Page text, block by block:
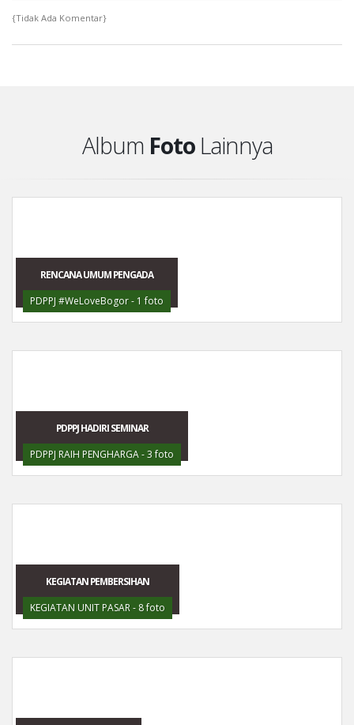
{Tidak Ada Komentar}
Album FotoLainnya
RENCANA UMUM PENGADA
PDPPJ #WeLoveBogor - 1 foto
PDPPJ HADIRI SEMINAR
PDPPJ RAIH PENGHARGA - 3 foto
KEGIATAN PEMBERSIHAN
KEGIATAN UNIT PASAR - 8 foto